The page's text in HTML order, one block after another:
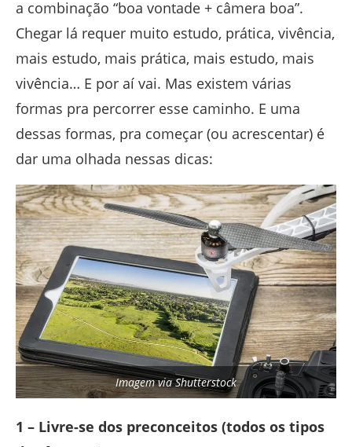
a combinação “boa vontade + câmera boa”.
Chegar lá requer muito estudo, prática, vivência,
mais estudo, mais prática, mais estudo, mais
vivência… E por aí vai. Mas existem várias
formas pra percorrer esse caminho. E uma
dessas formas, pra começar (ou acrescentar) é
dar uma olhada nessas dicas:
Imagem via Shutterstock
1 – Livre-se dos preconceitos (todos os tipos